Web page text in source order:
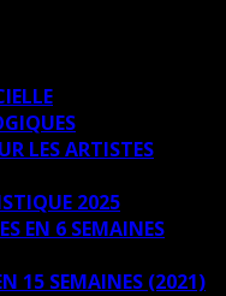
LES ARTISTES
2025
EN 6 SEMAINES
15 SEMAINES (2021)